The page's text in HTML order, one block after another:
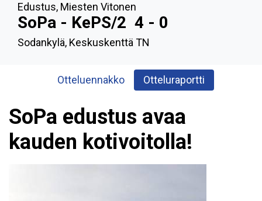
Edustus, Miesten Vitonen
SoPa - KePS/2 4 - 0
Sodankylä, Keskuskenttä TN
Otteluennakko Otteluraportti
SoPa edustus avaa
kauden kotivoitolla!